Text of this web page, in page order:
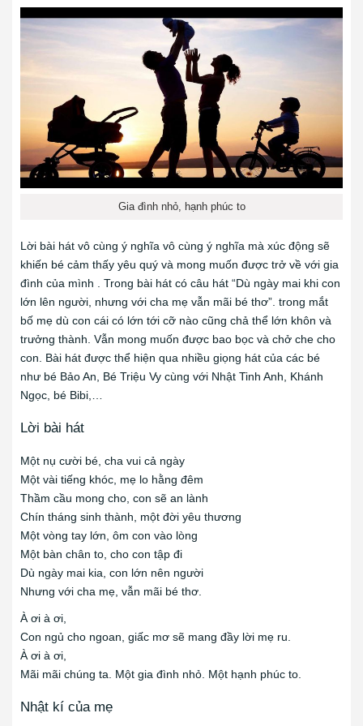
Gia đình nhỏ, hạnh phúc to
Lời bài hát vô cùng ý nghĩa vô cùng ý nghĩa mà xúc động sẽ
khiến bé cảm thấy yêu quý và mong muốn được trở về với gia
đình của mình . Trong bài hát có câu hát “Dù ngày mai khi con
lớn lên người, nhưng với cha mẹ vẫn mãi bé thơ”. trong mắt
bố mẹ dù con cái có lớn tới cỡ nào cũng chả thể lớn khôn và
trưởng thành. Vẫn mong muốn được bao bọc và chở che cho
con. Bài hát được thể hiện qua nhiều giọng hát của các bé
như bé Bảo An, Bé Triệu Vy cùng với Nhật Tinh Anh, Khánh
Ngọc, bé Bibi,…
Lời bài hát
Một nụ cười bé, cha vui cả ngày
Một vài tiếng khóc, mẹ lo hằng đêm
Thầm cầu mong cho, con sẽ an lành
Chín tháng sinh thành, một đời yêu thương
Một vòng tay lớn, ôm con vào lòng
Một bàn chân to, cho con tập đi
Dù ngày mai kia, con lớn nên người
Nhưng với cha mẹ, vẫn mãi bé thơ.
À ơi à ơi,
Con ngủ cho ngoan, giấc mơ sẽ mang đầy lời mẹ ru.
À ơi à ơi,
Mãi mãi chúng ta. Một gia đình nhỏ. Một hạnh phúc to.
Nhật kí của mẹ